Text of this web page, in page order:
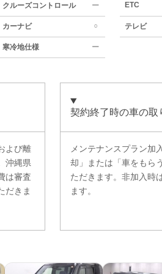
クルーズコントロール ー ETC
カーナビ ○ テレビ
寒冷地仕様 ー
よび離
沖縄県
は審査
だきま
契約終了時の車の取
メンテナンスプラン加
却」または「車をもら
ただきます。非加入時
ます。